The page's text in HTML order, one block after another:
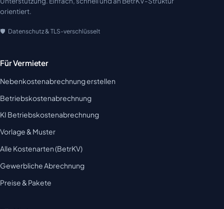
orientiert.
Datenschutz & TLS-verschlüsselt
Für Vermieter
Nebenkostenabrechnung erstellen
Betriebskostenabrechnung
KI Betriebskostenabrechnung
Vorlage & Muster
Alle Kostenarten (BetrKV)
Gewerbliche Abrechnung
Preise & Pakete